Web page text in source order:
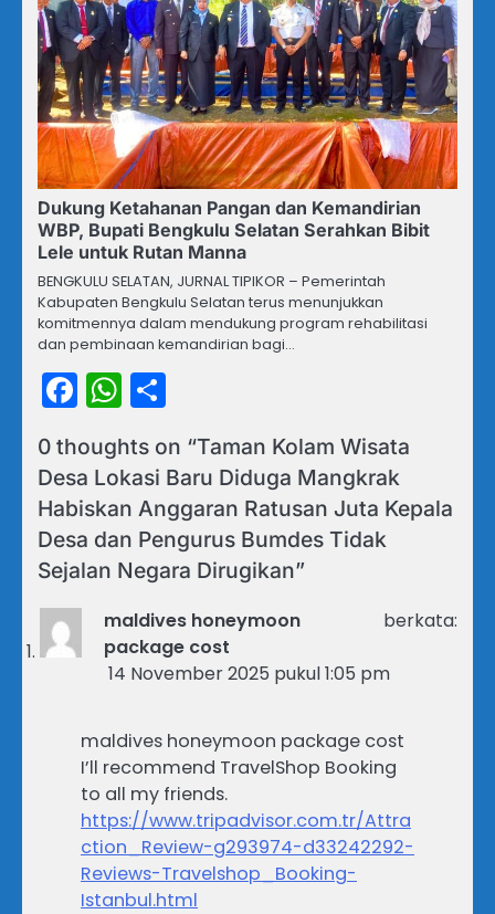
Dukung Ketahanan Pangan dan Kemandirian
WBP, Bupati Bengkulu Selatan Serahkan Bibit
Lele untuk Rutan Manna
BENGKULU SELATAN, JURNAL TIPIKOR – Pemerintah
Kabupaten Bengkulu Selatan terus menunjukkan
komitmennya dalam mendukung program rehabilitasi
dan pembinaan kemandirian bagi…
Facebook
WhatsApp
0 thoughts on “Taman Kolam Wisata
Desa Lokasi Baru Diduga Mangkrak
Habiskan Anggaran Ratusan Juta Kepala
Desa dan Pengurus Bumdes Tidak
Sejalan Negara Dirugikan”
maldives honeymoon
package cost
berkata:
14 November 2025 pukul 1:05 pm
maldives honeymoon package cost
I’ll recommend TravelShop Booking
to all my friends.
https://www.tripadvisor.com.tr/Attra
ction_Review-g293974-d33242292-
Reviews-Travelshop_Booking-
Istanbul.html